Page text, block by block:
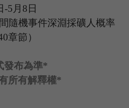
-5 月 8日
隨機事件深淵採礦人概率
章節）
發布為準*
所有解釋權*